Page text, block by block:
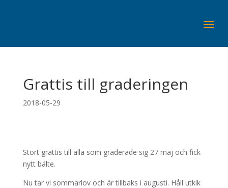
Grattis till graderingen
2018-05-29
Stort grattis till alla som graderade sig 27 maj och fick
nytt bälte.
Nu tar vi sommarlov och är tillbaks i augusti. Håll utkik